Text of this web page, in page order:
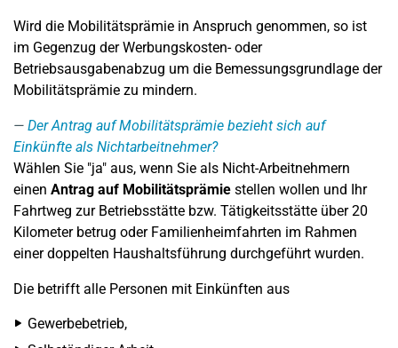
Wird die Mobilitätsprämie in Anspruch genommen, so ist
im Gegenzug der Werbungskosten- oder
Betriebsausgabenabzug um die Bemessungsgrundlage der
Mobilitätsprämie zu mindern.
Der Antrag auf Mobilitätsprämie bezieht sich auf
Einkünfte als Nichtarbeitnehmer?
Wählen Sie "ja" aus, wenn Sie als Nicht-Arbeitnehmern
einen Antrag auf Mobilitätsprämie stellen wollen und Ihr
Fahrtweg zur Betriebsstätte bzw. Tätigkeitsstätte über 20
Kilometer betrug oder Familienheimfahrten im Rahmen
einer doppelten Haushaltsführung durchgeführt wurden.
Die betrifft alle Personen mit Einkünften aus
Gewerbebetrieb,